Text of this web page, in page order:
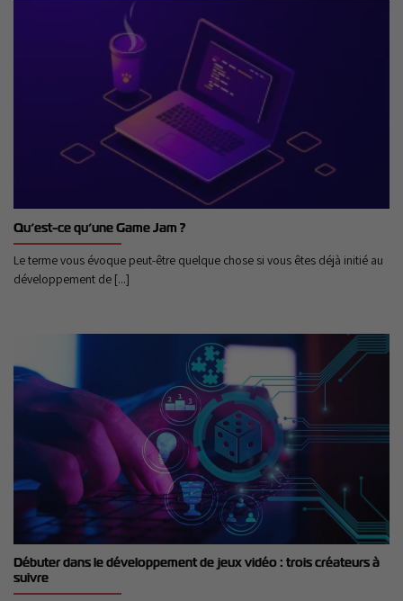
Qu’est-ce qu’une Game Jam ?
Le terme vous évoque peut-être quelque chose si vous êtes déjà initié au
développement de [...]
Débuter dans le développement de jeux vidéo : trois créateurs à
suivre